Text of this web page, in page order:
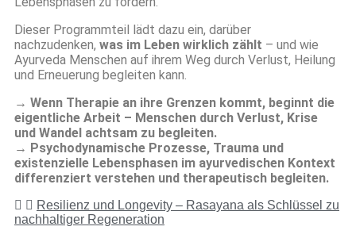
Dieser Programmteil lädt dazu ein, darüber
nachzudenken, was im Leben wirklich zählt – und wie
Ayurveda Menschen auf ihrem Weg durch Verlust, Heilung
und Erneuerung begleiten kann.
→ Wenn Therapie an ihre Grenzen kommt, beginnt die
eigentliche Arbeit – Menschen durch Verlust, Krise
und Wandel achtsam zu begleiten.
→ Psychodynamische Prozesse, Trauma und
existenzielle Lebensphasen im ayurvedischen Kontext
differenziert verstehen und therapeutisch begleiten.
Resilienz und Longevity – Rasayana als Schlüssel zu
nachhaltiger Regeneration